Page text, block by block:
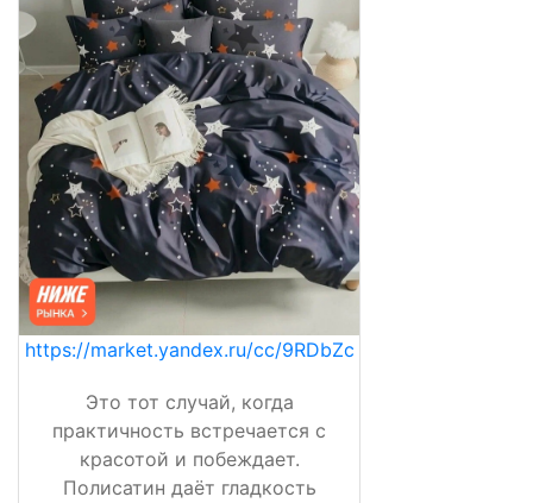
https://market.yandex.ru/cc/9RDbZc
Это тот случай, когда
практичность встречается с
красотой и побеждает.
Полисатин даёт гладкость